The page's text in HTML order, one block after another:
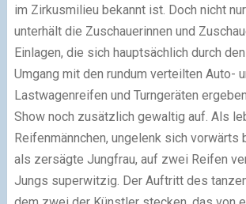
im Zirkusmilieu bekannt ist. Doch nicht
unterhält die Zuschauerinnen und
Einlagen, die sich hauptsächlich durch
Umgang mit den rundum verteilten Auto-
Lastwagenreifen und Turngeräten
Show noch zusätzlich gewaltig auf. Als
Reifenmännchen, ungelenk sich vorwärts
als zersägte Jungfrau, auf zwei Reifen
Jungs superwitzig. Der Auftritt des